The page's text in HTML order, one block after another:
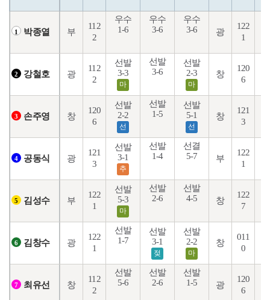
1 박종열 부
112
2
우수
1-6
우수
3-6
우수
3-6
광
122
1
2 강철호 광
112
2
선발
3-3
마
선발
3-6
선발
2-3
마
창
120
6
3 손주영 창
120
6
선발
2-2
선
선발
1-5
선발
5-1
선
창
121
3
4 공동식 광
121
3
선발
3-1
추
선발
1-4
선결
5-7
부
122
1
5 김성수 부
122
1
선발
5-3
마
선발
2-6
선발
4-5
창
122
7
6 김창수 광
122
1
선발
1-7
선발
3-1
젖
선발
2-2
마
창
011
0
7 최유선 창
112
2
선발
5-6
선발
2-6
선발
1-5
광
120
6